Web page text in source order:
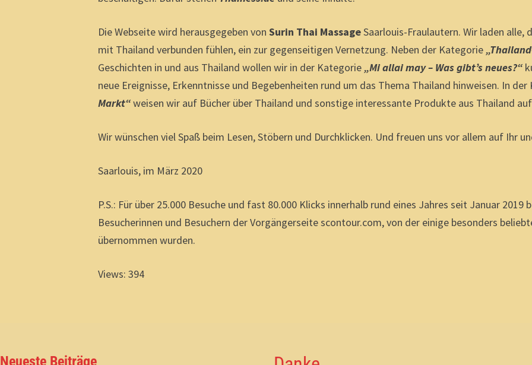
Die Webseite wird herausgegeben vonSurin Thai MassageSaarlouis-Fraulautern. Wir laden alle,
mit Thailand verbunden fühlen, ein zur gegenseitigen Vernetzung. Neben der Kategorie
Geschichten in und aus Thailand wollen wir in der Kategorie„Mi allai may – Was gibt’s neues?“
neue Ereignisse, Erkenntnisse und Begebenheiten rund um das Thema Thailand hinweisen. In
Markt“weisen wir auf Bücher über Thailand und sonstige interessante Produkte aus Thailand
Wir wünschen viel Spaß beim Lesen, Stöbern und Durchklicken. Und freuen uns vor allem auf Ihr
Saarlouis, im März 2020
P.S.: Für über 25.000 Besuche und fast 80.000 Klicks innerhalb rund eines Jahres seit Januar 2019
Besucherinnen und Besuchern der Vorgängerseite scontour.com, von der einige besonders
übernommen wurden.
Views: 394
Neueste Beiträge